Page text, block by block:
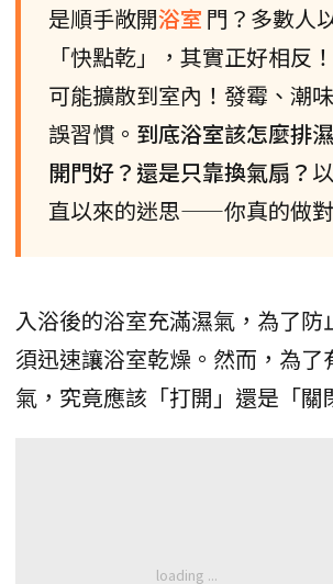
是順手敞開浴室 門？多數人
「快點乾」，其實正好相反
可能擴散到室內！發霉、潮
誤習慣。 到底浴室該怎麼排
開門好？還是只靠換氣扇？
直以來的迷思——你真的做
入浴後的浴室充滿濕氣，為了防
須迅速讓浴室乾燥。然而，為了
氣，究竟應該「打開」還是「關